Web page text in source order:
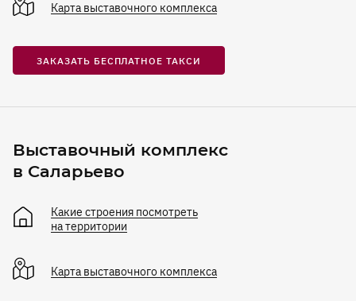
Карта выставочного комплекса
ЗАКАЗАТЬ БЕСПЛАТНОЕ ТАКСИ
Выставочный комплекс
в Саларьево
Какие строения посмотреть
на территории
Карта выставочного комплекса